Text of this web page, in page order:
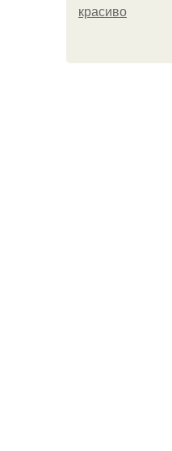
красиво